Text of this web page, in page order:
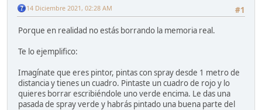
#1
14 Diciembre 2021, 02:28 AM
Porque en realidad no estás borrando la memoria real.
Te lo ejemplifico:
Imagínate que eres pintor, pintas con spray desde 1 metro de
distancia y tienes un cuadro. Pintaste un cuadro de rojo y lo
quieres borrar escribiéndole uno verde encima. Le das una
pasada de spray verde y habrás pintado una buena parte del